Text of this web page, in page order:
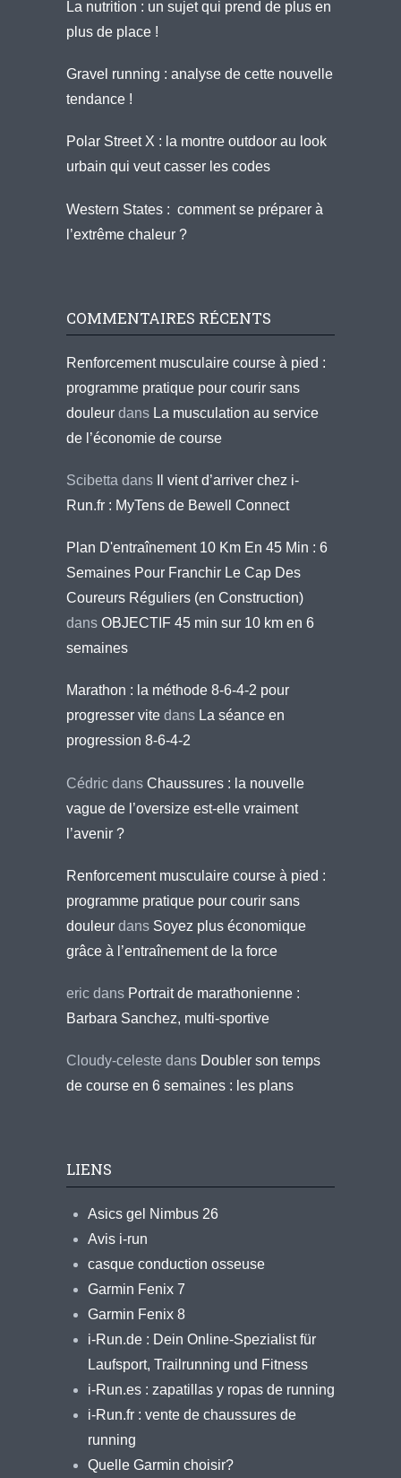
La nutrition : un sujet qui prend de plus en
plus de place !
Gravel running : analyse de cette nouvelle
tendance !
Polar Street X : la montre outdoor au look
urbain qui veut casser les codes
Western States : comment se préparer à
l’extrême chaleur ?
COMMENTAIRES RÉCENTS
Renforcement musculaire course à pied :
programme pratique pour courir sans
douleur dans La musculation au service
de l’économie de course
Scibetta dans
Il vient d’arriver chez i-
Run.fr : MyTens de Bewell Connect
Plan D'entraînement 10 Km En 45 Min : 6
Semaines Pour Franchir Le Cap Des
Coureurs Réguliers (en Construction)
dans OBJECTIF 45 min sur 10 km en 6
semaines
Marathon : la méthode 8-6-4-2 pour
progresser vite dans La séance en
progression 8-6-4-2
Cédric dans Chaussures : la nouvelle
vague de l’oversize est-elle vraiment
l’avenir ?
Renforcement musculaire course à pied :
programme pratique pour courir sans
douleur dans Soyez plus économique
grâce à l’entraînement de la force
eric dans Portrait de marathonienne :
Barbara Sanchez, multi-sportive
Cloudy-celeste dans Doubler son temps
de course en 6 semaines : les plans
LIENS
Asics gel Nimbus 26
Avis i-run
casque conduction osseuse
Garmin Fenix 7
Garmin Fenix 8
i-Run.de : Dein Online-Spezialist für
Laufsport, Trailrunning und Fitness
i-Run.es : zapatillas y ropas de running
i-Run.fr : vente de chaussures de
running
Quelle Garmin choisir?